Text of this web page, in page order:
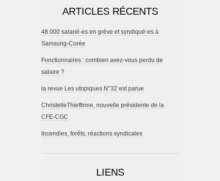
ARTICLES RÉCENTS
48 000 salarié-es en grève et syndiqué-es à
Samsung-Corée
Fonctionnaires : combien avez-vous perdu de
salaire ?
la revue Les utopiques N°32 est parue
ChristelleThieffinne, nouvelle présidente de la
CFE-CGC
Incendies, forêts, réactions syndicales
LIENS